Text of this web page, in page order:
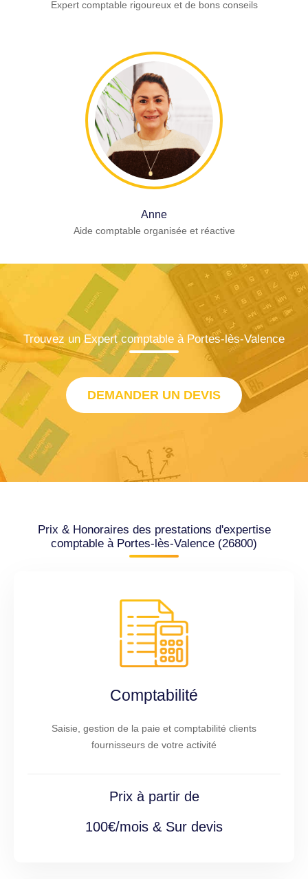
Expert comptable rigoureux et de bons conseils
Anne
Aide comptable organisée et réactive
Trouvez un Expert comptable à Portes-lès-Valence
DEMANDER UN DEVIS
Prix & Honoraires des prestations d'expertise
comptable à Portes-lès-Valence (26800)
Comptabilité
Saisie, gestion de la paie et comptabilité clients
fournisseurs de votre activité
Prix à partir de
100€/mois & Sur devis